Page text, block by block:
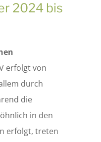
2024 bis
erfolgt von
durch
die
in den
erfolgt, treten